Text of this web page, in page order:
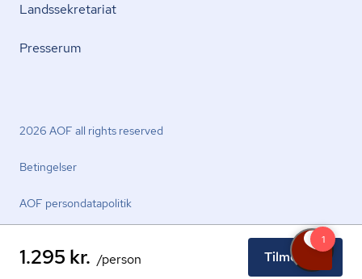
1.295 kr. /person Tilmeld nu
Lands­se­kre­ta­ri­at
Presserum
2026 AOF all rights reserved
Betingelser
AOF per­son­da­ta­po­li­tik
facebook.comyoutube.comlinkedin.com